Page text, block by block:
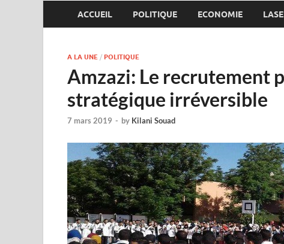
ACCUEIL POLITIQUE ECONOMIE
A LA UNE / POLITIQUE
Amzazi: Le recrutement
stratégique irréversible
7 mars 2019 - by Kilani Souad